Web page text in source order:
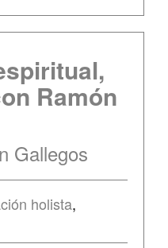
Ramón
Gallegos
holista,